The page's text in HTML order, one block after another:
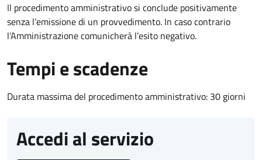
Il procedimento amministrativo si conclude positivamente
senza l’emissione di un provvedimento. In caso contrario
l’Amministrazione comunicherà l’esito negativo.
Tempi e scadenze
Durata massima del procedimento amministrativo: 30 giorni
Accedi al servizio